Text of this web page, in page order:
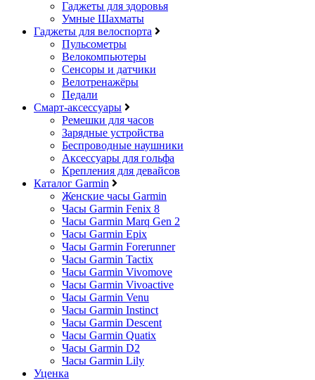
Гаджеты для здоровья
Умные Шахматы
Гаджеты для велоспорта
Пульсометры
Велокомпьютеры
Сенсоры и датчики
Велотренажёры
Педали
Смарт-аксессуары
Ремешки для часов
Зарядные устройства
Беспроводные наушники
Аксессуары для гольфа
Крепления для девайсов
Каталог Garmin
Женские часы Garmin
Часы Garmin Fenix 8
Часы Garmin Marq Gen 2
Часы Garmin Epix
Часы Garmin Forerunner
Часы Garmin Tactix
Часы Garmin Vivomove
Часы Garmin Vivoactive
Часы Garmin Venu
Часы Garmin Instinct
Часы Garmin Descent
Часы Garmin Quatix
Часы Garmin D2
Часы Garmin Lily
Уценка